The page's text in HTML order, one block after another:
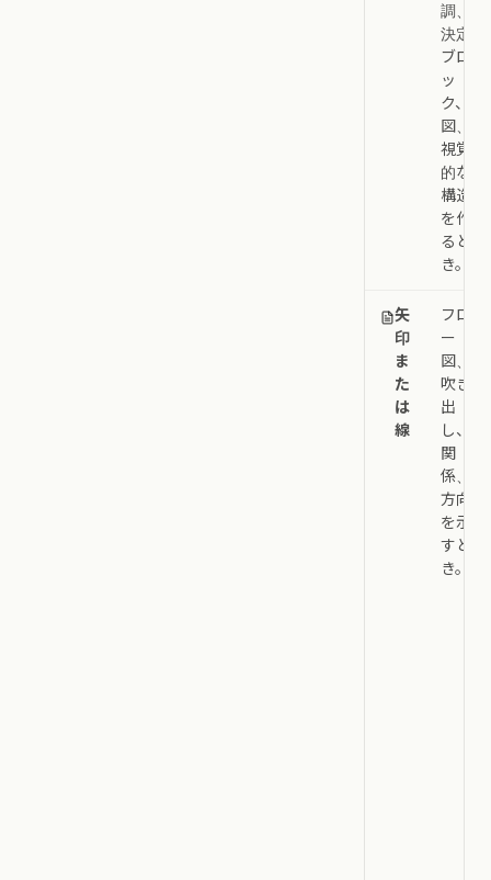
調、
決定
ブロ
ッ
ク、
図、
視覚
的な
構造
を作
ると
き。
矢
印
ま
た
は
線
フロ
ー
図、
吹き
出
し、
関
係、
方向
を示
すと
き。